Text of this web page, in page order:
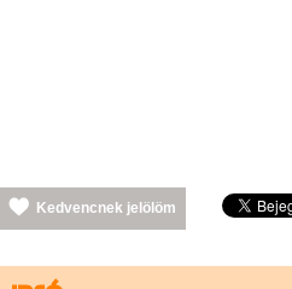
Kedvencnek jelölöm